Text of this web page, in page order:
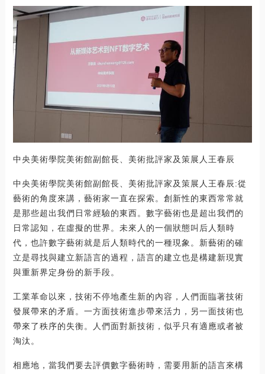
中央美術學院美術館副館長、美術批評家及策展人王春辰
中央美術學院美術館副館長、美術批評家及策展人王春辰:從
藝術的角度來講，藝術家一直在探索。創新性的東西常常就
是那些超出我們日常經驗的東西。數字藝術也是超出我們的
日常認知，在虛擬的世界。未來人的一個狀態叫后人類時
代，也許數字藝術就是后人類時代的一種現象。新藝術的確
立是尋找與建立新語言的過程，語言的建立也是構建新現實
與重新界定身份的新手段。
工業革命以來，技術不停地產生新的內容，人們面臨著技術
發展帶來的矛盾。一方面技術進步帶來活力，另一面技術也
帶來了秩序的失衡。人們面對新技術，似乎只有適應或者被
淘汰。
相應地，當我們要去評價數字藝術時，需要用新的語言來構